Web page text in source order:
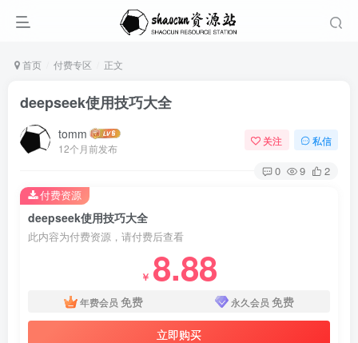
首页 付费专区 正文
deepseek使用技巧大全
tomm
12个月前发布
关注 私信
0 9 2
deepseek使用技巧大全
此内容为付费资源，请付费后查看
￥ 8.88
年费会员 免费 永久会员 免费
立即购买
付费资源